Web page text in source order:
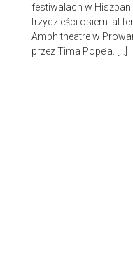
festiwalach w
trzydzieści osiem lat
Amphitheatre w
przez Tima Pope’a. […]